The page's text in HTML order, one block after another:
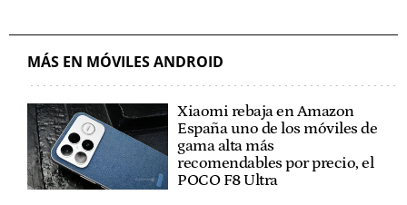
MÁS EN MÓVILES ANDROID
Xiaomi rebaja en Amazon
España uno de los móviles de
gama alta más
recomendables por precio, el
POCO F8 Ultra